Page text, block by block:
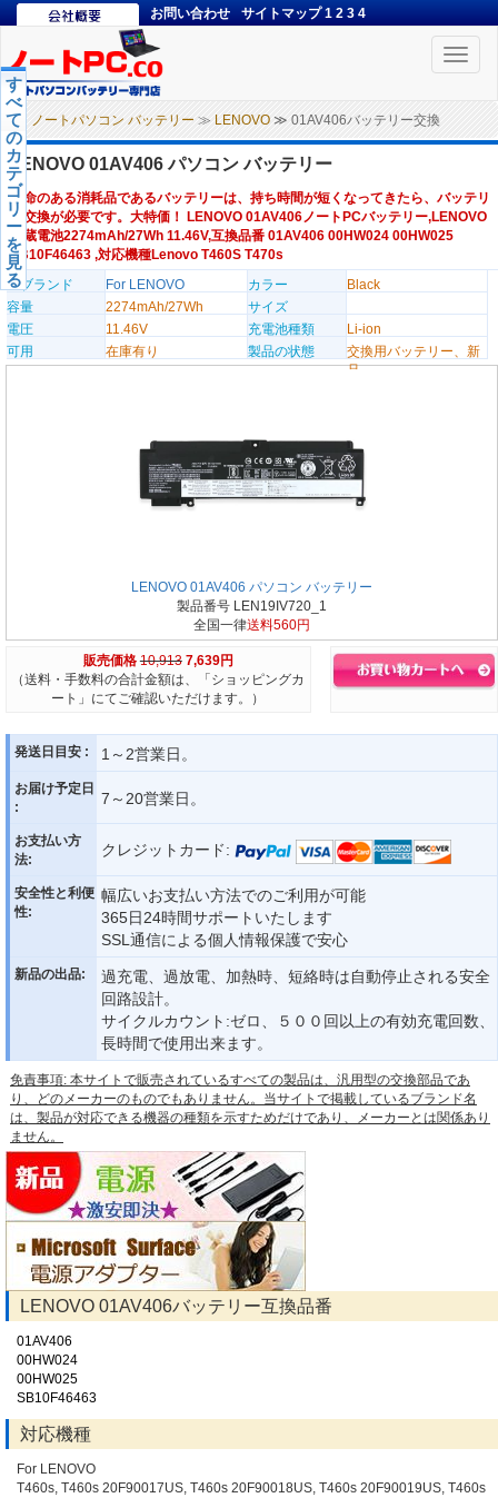
お問い合わせ サイトマップ 1 2 3 4
Toggle
ノートパソコン バッテリー ≫ LENOVO ≫ 01AV406バッテリー交換
す
べ
て
の
カ
テ
ゴ
リ
ー
を
見
る
LENOVO 01AV406 パソコン バッテリー
寿命のある消耗品であるバッテリーは、持ち時間が短くなってきたら、バッテリ
ー交換が必要です。大特価！ LENOVO 01AV406ノートPCバッテリー,LENOVO
内蔵電池2274mAh/27Wh 11.46V,互換品番 01AV406 00HW024 00HW025
SB10F46463 ,対応機種Lenovo T460S T470s
のブランド
For LENOVO カラー
Black
容量
2274mAh/27Wh
サイズ
電圧
11.46V 充電池種類
Li-ion
可用
在庫有り 製品の状態
交換用バッテリー、新
品
LENOVO 01AV406 パソコン バッテリー
製品番号 LEN19IV720_1
全国一律送料560円
販売価格 10,913 7,639円
（送料・手数料の合計金額は、「ショッピングカ
ート」にてご確認いただけます。）
発送日目安 : 1～2営業日。
お届け予定日
:
7～20営業日。
お支払い方
法:
クレジットカード:
安全性と利便
性:
幅広いお支払い方法でのご利用が可能
365日24時間サポートいたします
SSL通信による個人情報保護で安心
新品の出品:
過充電、過放電、加熱時、短絡時は自動停止される安全
回路設計。
サイクルカウント:ゼロ、５００回以上の有効充電回数、
長時間で使用出来ます。
免責事項: 本サイトで販売されているすべての製品は、汎用型の交換部品であ
り、どのメーカーのものでもありません。当サイトで掲載しているブランド名
は、製品が対応できる機器の種類を示すためだけであり、メーカーとは関係あり
ません。
LENOVO 01AV406バッテリー互換品番
01AV406
00HW024
00HW025
SB10F46463
対応機種
For LENOVO
T460s, T460s 20F90017US, T460s 20F90018US, T460s 20F90019US, T460s